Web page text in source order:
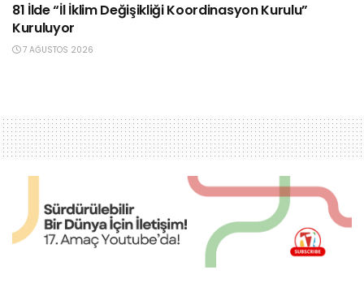
81 İlde “İl İklim Değişikliği Koordinasyon Kurulu”
Kuruluyor
7 AĞUSTOS 2026